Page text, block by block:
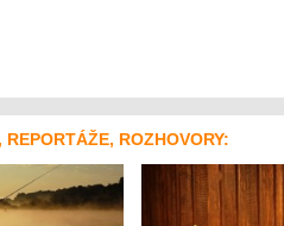
REPORTÁŽE, ROZHOVORY: